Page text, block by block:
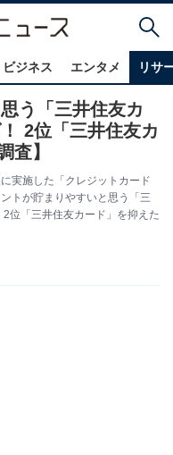
ビジネス エンタメ リサ
う「三井住友カ
2位「三井住友カ
査】
実施した「クレジットカード
トが貯まりやすいと思う「三
位「三井住友カード」を抑えた